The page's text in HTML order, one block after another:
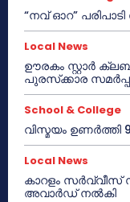
“നവ് ഓറ” പരിപാടി
Local News
ഊരകം സ്റ്റാർ
പുരസ്‌ക്കാര
School & College
വിസ്മയം
Local News
കാറളം
അവാർഡ് നൽകി